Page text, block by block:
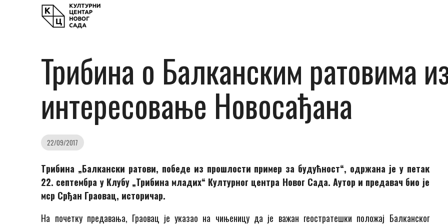
Трибина о Балканским ратовима
интересовање Новосађана
22/09/2017
Tрибина „Балкански ратови, победе из прошлости пример за будућност“, одржана је у петак
22. септембра у Клубу „Трибина младих“ Културног центра Новог Сада. Аутор и предавач био је
мср Срђан Граовац, историчар.
На почетку предавања, Граовац је указао на чињеницу да је важан геостратешки положај Балканског